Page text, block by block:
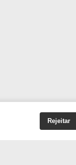
Rejeitar